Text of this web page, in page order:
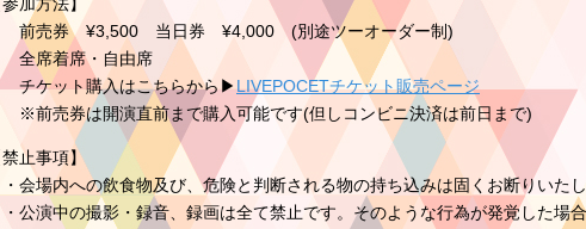
売券 ¥3,500 当日券 ¥4,000 (別途ツーオーダー制)
席着席・自由席
ケット購入はこちらから▶︎LIVEPOCETチケット販売ページ
売券は開演直前まで購入可能です(但しコンビニ決済は前日まで)
止事項】
場内への飲食物及び、危険と判断される物の持ち込みは固くお断りいたし
演中の撮影・録音、録画は全て禁止です。そのような行為が発覚した場